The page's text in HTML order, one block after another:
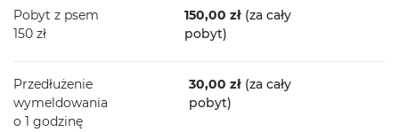
Pobyt z psem
150 zł
150,00 zł(za cały
pobyt)
Przedłużenie
wymeldowania
o 1 godzinę
30,00 zł(za cały
pobyt)